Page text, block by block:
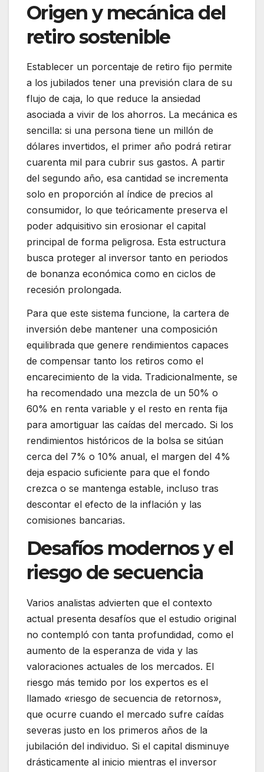
Origen y mecánica del
retiro sostenible
Establecer un porcentaje de retiro fijo permite
a los jubilados tener una previsión clara de su
flujo de caja, lo que reduce la ansiedad
asociada a vivir de los ahorros. La mecánica es
sencilla: si una persona tiene un millón de
dólares invertidos, el primer año podrá retirar
cuarenta mil para cubrir sus gastos. A partir
del segundo año, esa cantidad se incrementa
solo en proporción al índice de precios al
consumidor, lo que teóricamente preserva el
poder adquisitivo sin erosionar el capital
principal de forma peligrosa. Esta estructura
busca proteger al inversor tanto en periodos
de bonanza económica como en ciclos de
recesión prolongada.
Para que este sistema funcione, la cartera de
inversión debe mantener una composición
equilibrada que genere rendimientos capaces
de compensar tanto los retiros como el
encarecimiento de la vida. Tradicionalmente, se
ha recomendado una mezcla de un 50% o
60% en renta variable y el resto en renta fija
para amortiguar las caídas del mercado. Si los
rendimientos históricos de la bolsa se sitúan
cerca del 7% o 10% anual, el margen del 4%
deja espacio suficiente para que el fondo
crezca o se mantenga estable, incluso tras
descontar el efecto de la inflación y las
comisiones bancarias.
Desafíos modernos y el
riesgo de secuencia
Varios analistas advierten que el contexto
actual presenta desafíos que el estudio original
no contempló con tanta profundidad, como el
aumento de la esperanza de vida y las
valoraciones actuales de los mercados. El
riesgo más temido por los expertos es el
llamado «riesgo de secuencia de retornos»,
que ocurre cuando el mercado sufre caídas
severas justo en los primeros años de la
jubilación del individuo. Si el capital disminuye
drásticamente al inicio mientras el inversor